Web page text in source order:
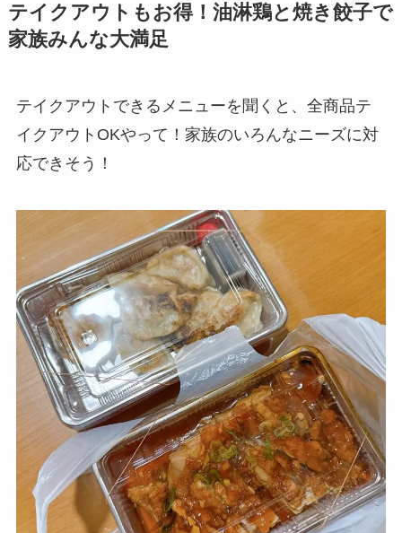
テイクアウトもお得！油淋鶏と焼き餃子で
家族みんな大満足
テイクアウトできるメニューを聞くと、全商品テ
イクアウトOKやって！家族のいろんなニーズに対
応できそう！